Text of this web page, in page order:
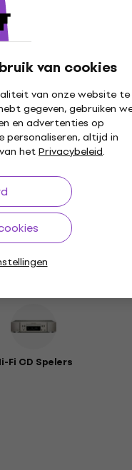
van cookies
van onze website te
gegeven, gebruiken
en advertenties op
altijd in
hetPrivacybeleid.
van uitgave
omvat
Fi CD Spelers